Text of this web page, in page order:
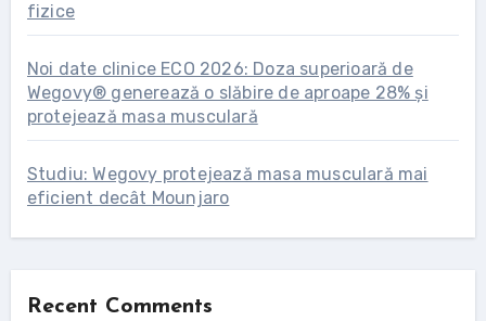
fizice
Noi date clinice ECO 2026: Doza superioară de
Wegovy® generează o slăbire de aproape 28% și
protejează masa musculară
Studiu: Wegovy protejează masa musculară mai
eficient decât Mounjaro
Recent Comments